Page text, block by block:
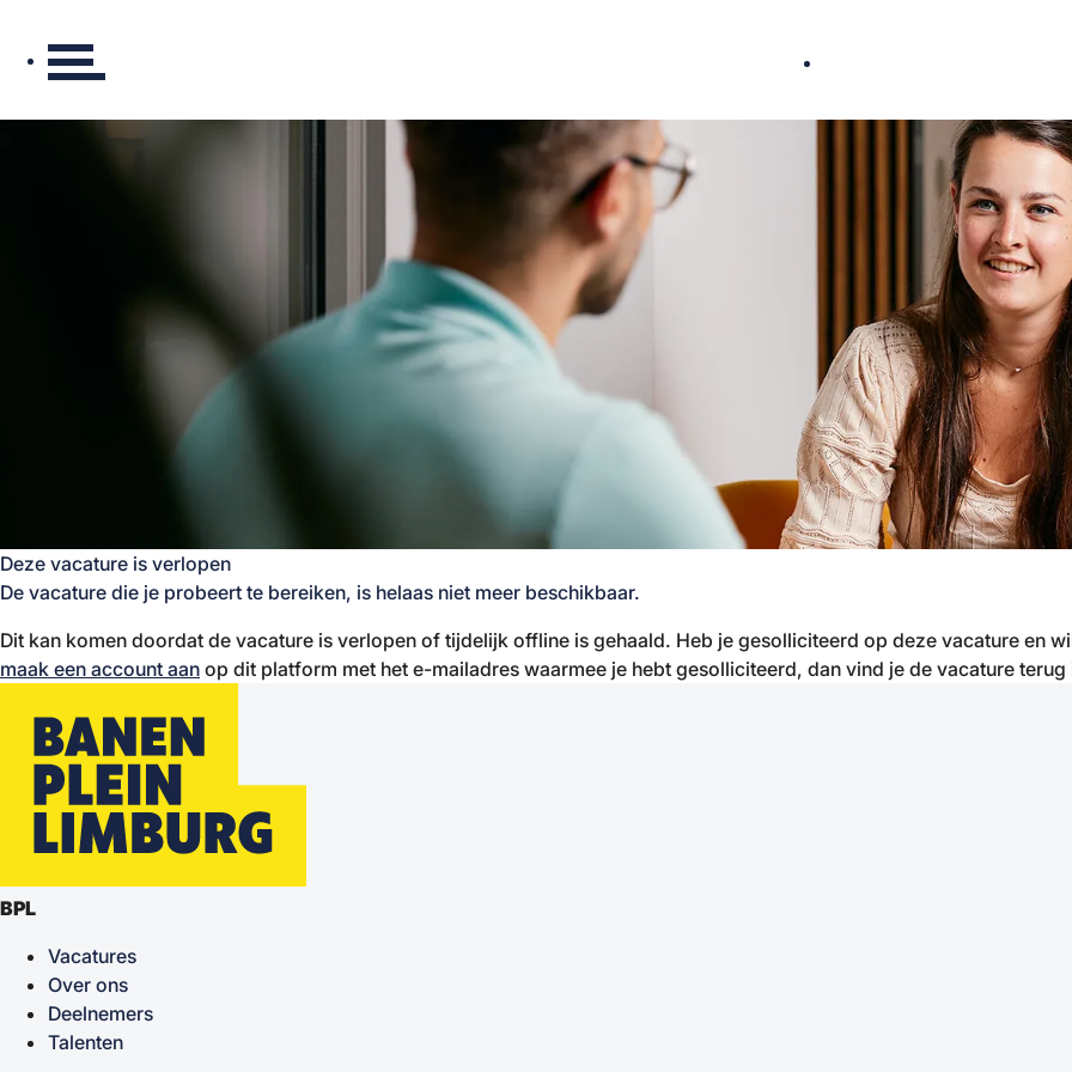
Deze vacature is verlopen
De vacature die je probeert te bereiken, is helaas niet meer beschikbaar.
Dit kan komen doordat de vacature is verlopen of tijdelijk offline is gehaald. Heb je gesolliciteerd op deze vacature en
maak een account aan op dit platform met het e-mailadres waarmee je hebt gesolliciteerd, dan vind je de vacature
BPL
Vacatures
Over ons
Deelnemers
Talenten